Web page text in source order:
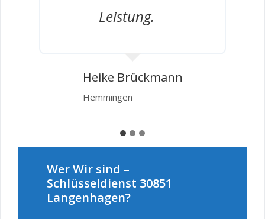
Leistung.
Heike Brückmann
Hemmingen
Wer Wir sind –
Schlüsseldienst 30851
Langenhagen?